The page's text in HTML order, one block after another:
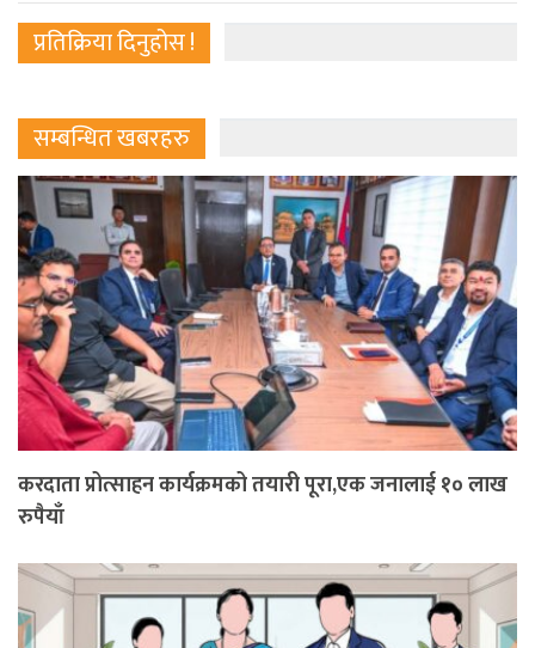
प्रतिक्रिया दिनुहोस !
सम्बन्धित खबरहरु
करदाता प्रोत्साहन कार्यक्रमको तयारी पूरा,एक जनालाई १० लाख
रुपैयाँ